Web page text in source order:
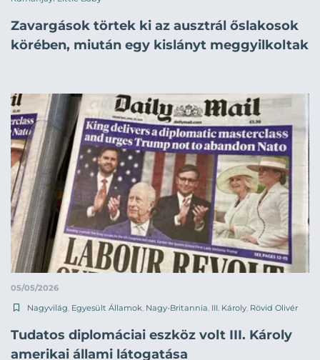
Zavargások törtek ki az ausztrál őslakosok
körében, miután egy kislányt meggyilkoltak
05/05/2026
Nagyvilág Egyesült Államok Nagy-Britannia III. Károly Rövid Olivér
Tudatos diplomáciai eszköz volt III. Károly
amerikai állami látogatása